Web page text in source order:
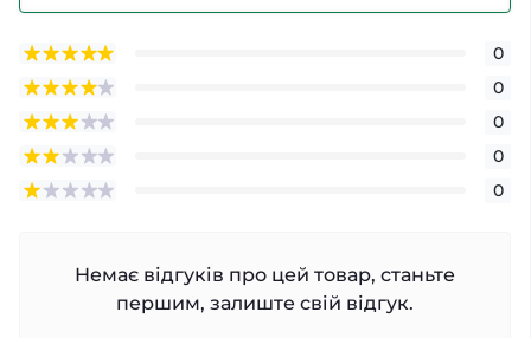
0
0
0
0
0
Немає відгуків про цей товар, станьте
першим, залиште свій відгук.